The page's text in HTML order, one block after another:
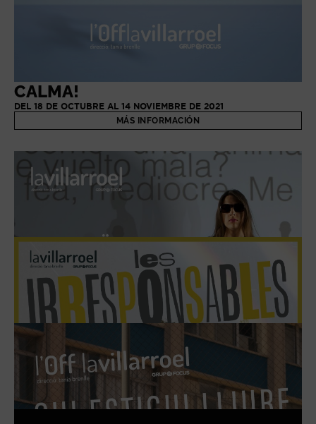
CALMA!
DEL 18 DE OCTUBRE AL 14 NOVIEMBRE DE 2021
MÁS INFORMACIÓN